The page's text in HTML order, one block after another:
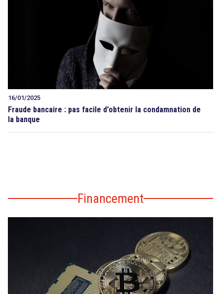
16/01/2025
Fraude bancaire : pas facile d’obtenir la condamnation de
la banque
Financement